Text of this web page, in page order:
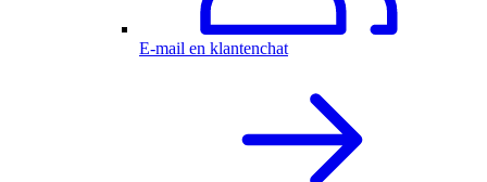
E-mail en klantenchat